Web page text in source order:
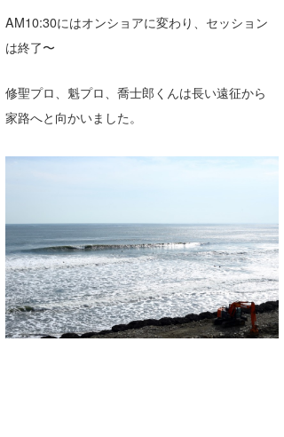
AM10:30にはオンショアに変わり、セッション
は終了〜
修聖プロ、魁プロ、喬士郎くんは長い遠征から
家路へと向かいました。